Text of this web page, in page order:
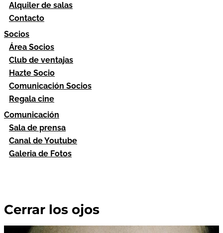
Alquiler de salas
Contacto
Socios
Área Socios
Club de ventajas
Hazte Socio
Comunicación Socios
Regala cine
Comunicación
Sala de prensa
Canal de Youtube
Galeria de Fotos
Cerrar los ojos